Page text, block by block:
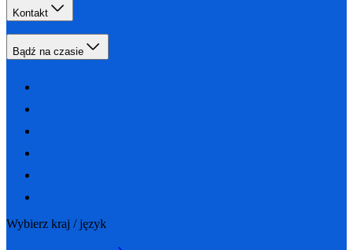
Kontakt
Bądź na czasie
Wybierz kraj / język